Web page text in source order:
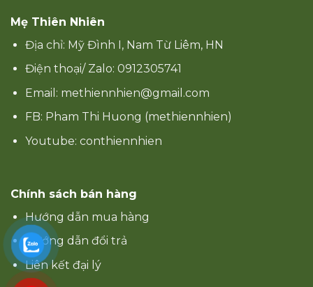
Mẹ Thiên Nhiên
Địa chỉ: Mỹ Đình I, Nam Từ Liêm, HN
Điện thoại/ Zalo: 0912305741
Email: methiennhien@gmail.com
FB: Pham Thi Huong (methiennhien)
Youtube: conthiennhien
Chính sách bán hàng
Hướng dẫn mua hàng
Hướng dẫn đổi trả
Liên kết đại lý